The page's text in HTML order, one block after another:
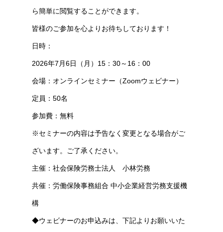
ら簡単に閲覧することができます。
皆様のご参加を心よりお待ちしております！
日時：
2026年7月6日（月）15：30～16：00
会場：オンラインセミナー（Zoomウェビナー）
定員：50名
参加費：無料
※セミナーの内容は予告なく変更となる場合がご
ざいます。ご了承ください。
主催：社会保険労務士法人 小林労務
共催：労働保険事務組合 中小企業経営労務支援機
構
◆ウェビナーのお申込みは、下記よりお願いいた